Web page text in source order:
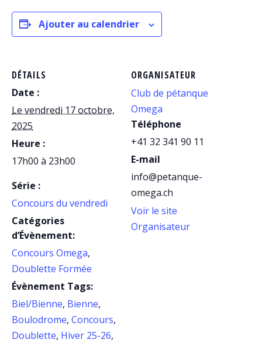
Ajouter au calendrier
DÉTAILS
Date :
Le vendredi 17 octobre,
2025
Heure :
17h00 à 23h00
Série :
Concours du vendredi
Catégories
d’Évènement:
Concours Omega,
Doublette Formée
Évènement Tags:
Biel/Bienne, Bienne,
Boulodrome, Concours,
Doublette, Hiver 25-26,
ORGANISATEUR
Club de pétanque
Omega
Téléphone
+41 32 341 90 11
E-mail
info@petanque-
omega.ch
Voir le site
Organisateur